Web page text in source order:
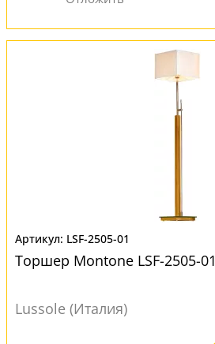
LSF-2505-01
Торшер Montone LSF-2505-01
Lussole (Италия)